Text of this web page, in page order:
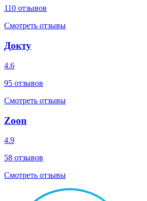
110 отзывов
Смотреть отзывы
Докту
4.6
95 отзывов
Смотреть отзывы
Zoon
4.9
58 отзывов
Смотреть отзывы